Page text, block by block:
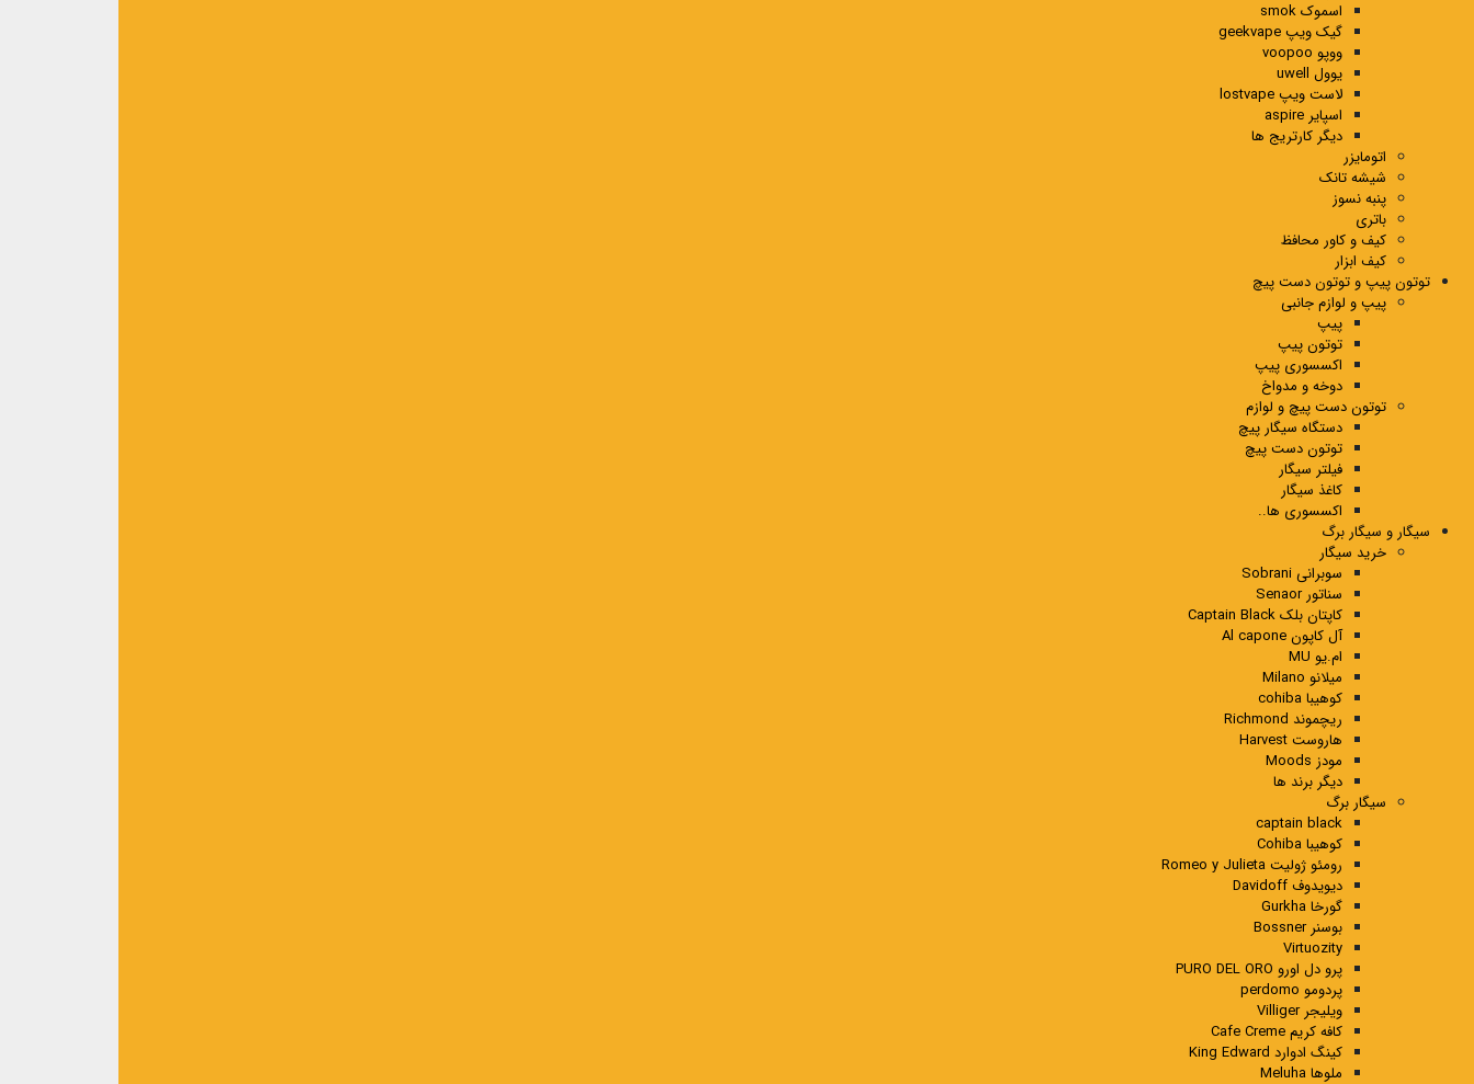
اسموک smok
گیک ویپ geekvape
ووپو voopoo
یوول uwell
لاست ویپ lostvape
اسپایر aspire
دیگر کارتریج ها
اتومایزر
شیشه تانک
پنبه نسوز
باتری
کیف و کاور محافظ
کیف ابزار
توتون پیپ و توتون دست پیچ
پیپ و لوازم جانبی
پیپ
توتون پیپ
اکسسوری پیپ
دوخه و مدواخ
توتون دست پیچ و لوازم
دستگاه سیگار پیچ
توتون دست پیچ
فیلتر سیگار
کاغذ سیگار
اکسسوری ها..
سیگار و سیگار برگ
خرید سیگار
سوبرانی Sobrani
سناتور Senaor
کاپتان بلک Captain Black
آل کاپون Al capone
ام.یو MU
میلانو Milano
کوهیبا cohiba
ریچموند Richmond
هاروست Harvest
مودز Moods
دیگر برند ها
سیگار برگ
captain black
کوهیبا Cohiba
رومئو ژولیت Romeo y Julieta
دیویدوف Davidoff
گورخا Gurkha
بوسنر Bossner
Virtuozity
پرو دل اورو PURO DEL ORO
پردومو perdomo
ویلیجر Villiger
کافه کریم Cafe Creme
کینگ ادوارد King Edward
ملوها Meluha